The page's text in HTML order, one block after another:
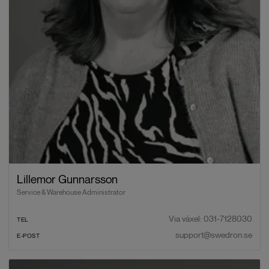
Lillemor Gunnarsson
Service & Warehouse Administrator
TEL Via växel: 031-7128030
E-POST support@swedron.se